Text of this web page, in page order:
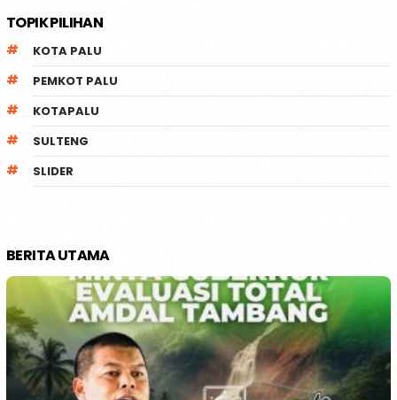
TOPIK PILIHAN
KOTA PALU
PEMKOT PALU
KOTAPALU
SULTENG
SLIDER
BERITA UTAMA